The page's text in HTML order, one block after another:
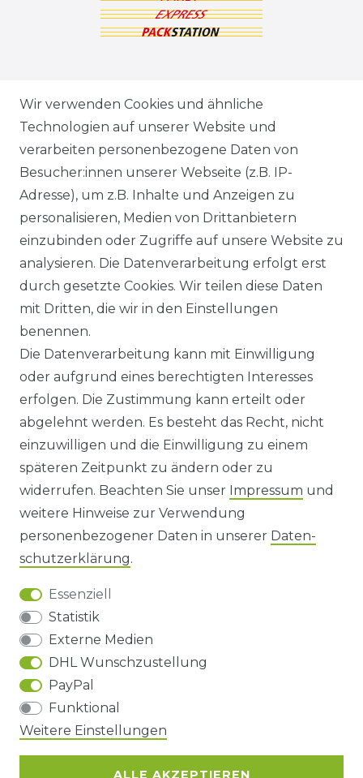
VERSANDARTEN & -KOSTEN
GEWERBETREIBENDE?
HILFE
KONTAKT
ANFAHRT
WIDERRUFS­FORMULAR
HINWEISE ZUR BATTERIEENTSORGUNG
IMPRESSUM
AGB UND KUNDENINFORMATIONEN
DATENSCHUTZERKLÄRUNG
BARRIEREFREIHEIT
Impressum Daten­schutz­erklärung
Barrierefreiheitserklärung
Wir verwenden Cookies und ähnliche
Technologien auf unserer Website und
verarbeiten personenbezogene Daten von
Besucher:innen unserer Webseite (z.B. IP-
Adresse), um z.B. Inhalte und Anzeigen zu
personalisieren, Medien von Drittanbietern
einzubinden oder Zugriffe auf unsere Website zu
analysieren. Die Datenverarbeitung erfolgt erst
durch gesetzte Cookies. Wir teilen diese Daten
mit Dritten, die wir in den Einstellungen
benennen.
Die Datenverarbeitung kann mit Einwilligung
oder aufgrund eines berechtigten Interesses
erfolgen. Die Zustimmung kann erteilt oder
abgelehnt werden. Es besteht das Recht, nicht
einzuwilligen und die Einwilligung zu einem
späteren Zeitpunkt zu ändern oder zu
widerrufen. Beachten Sie unser Impressum und
weitere Hinweise zur Verwendung
personenbezogener Daten in unserer Daten­
schutz­erklärung.
Essenziell
Statistik
Externe Medien
DHL Wunschzustellung
PayPal
Funktional
Weitere Einstellungen
ALLE AKZEPTIEREN